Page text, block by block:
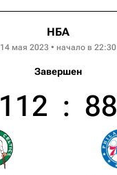
НБА
14 мая 2023 • начало в 22:30
Завершен
112 : 88